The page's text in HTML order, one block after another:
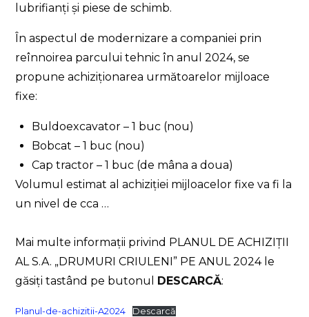
lubrifianți și piese de schimb.
În aspectul de modernizare a companiei prin
reînnoirea parcului tehnic în anul 2024, se
propune achiziționarea următoarelor mijloace
fixe:
Buldoexcavator – 1 buc (nou)
Bobcat – 1 buc (nou)
Cap tractor – 1 buc (de mâna a doua)
Volumul estimat al achiziției mijloacelor fixe va fi la
un nivel de cca …
Mai multe informații privind PLANUL DE ACHIZIȚII
AL S.A. „DRUMURI CRIULENI” PE ANUL 2024 le
găsiți tastând pe butonul DESCARCĂ:
Planul-de-achizitii-A2024 Descarcă